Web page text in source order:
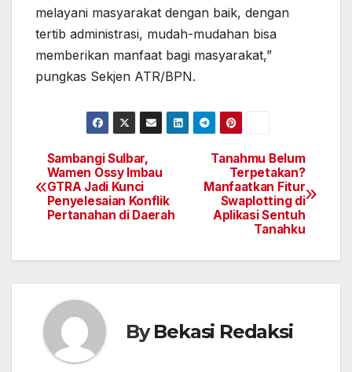
melayani masyarakat dengan baik, dengan
tertib administrasi, mudah-mudahan bisa
memberikan manfaat bagi masyarakat,”
pungkas Sekjen ATR/BPN.
Navigasi
pos
Tanahmu Belum
Terpetakan?
Manfaatkan Fitur
Swaplotting di
Aplikasi Sentuh
Tanahku
Sambangi Sulbar,
Wamen Ossy Imbau
GTRA Jadi Kunci
Penyelesaian Konflik
Pertanahan di Daerah
ByBekasi Redaksi